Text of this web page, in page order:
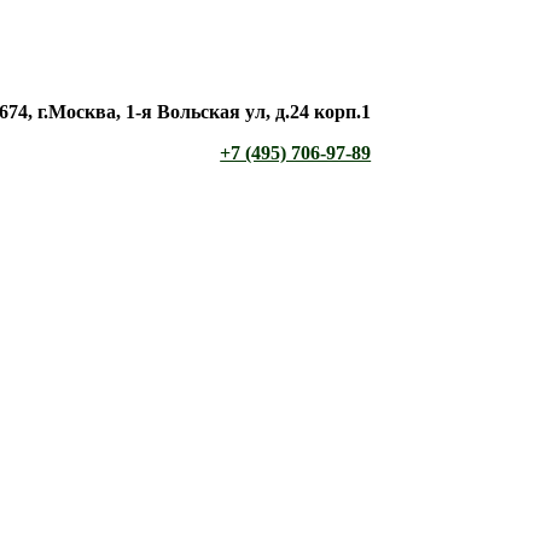
г.Москва, 1-я Вольская ул, д.24 корп.1
+7 (495) 706-97-89